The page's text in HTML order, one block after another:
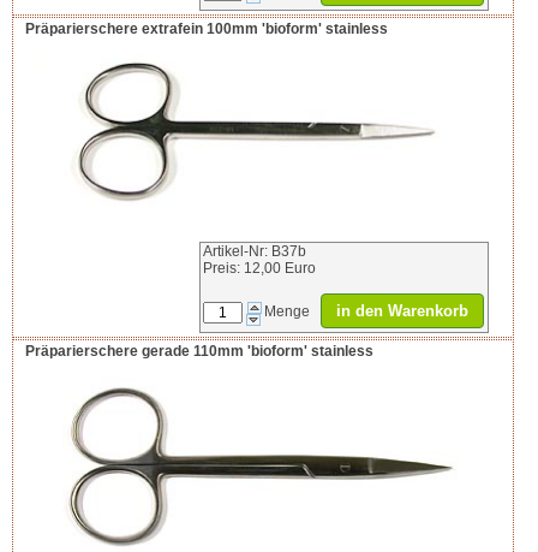
Präparierschere extrafein 100mm 'bioform' stainless
Artikel-Nr: B37b
Preis: 12,00 Euro
Menge in den Warenkorb
Präparierschere gerade 110mm 'bioform' stainless